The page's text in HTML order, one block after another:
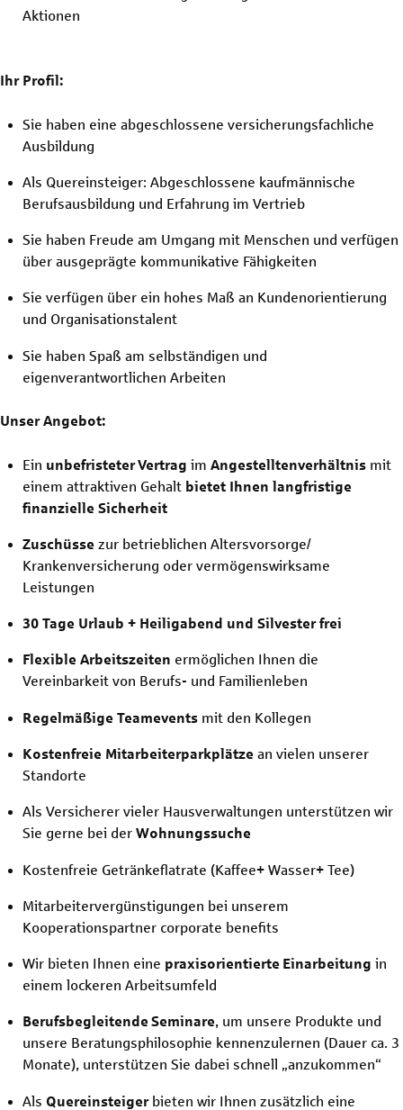
Aktionen
Ihr Profil:
Sie haben eine abgeschlossene versicherungsfachliche
Ausbildung
Als Quereinsteiger: Abgeschlossene kaufmännische
Berufsausbildung und Erfahrung im Vertrieb
Sie haben Freude am Umgang mit Menschen und verfügen
über ausgeprägte kommunikative Fähigkeiten
Sie verfügen über ein hohes Maß an Kundenorientierung
und Organisationstalent
Sie haben Spaß am selbständigen und
eigenverantwortlichen Arbeiten
Unser Angebot:
Ein unbefristeterVertrag imAngestelltenverhältnis mit
einem attraktiven Gehalt bietet Ihnen langfristige
finanzielle Sicherheit
Zuschüsse zur betrieblichen Altersvorsorge/
Krankenversicherung oder vermögenswirksame
Leistungen
30 Tage Urlaub + Heiligabend und Silvester frei
Flexible Arbeitszeiten ermöglichen Ihnen die
Vereinbarkeit von Berufs- und Familienleben
Regelmäßige Teamevents mit den Kollegen
Kostenfreie Mitarbeiterparkplätze an vielen unserer
Standorte
Als Versicherer vieler Hausverwaltungen unterstützen wir
Sie gerne bei derWohnungssuche
Kostenfreie Getränkeflatrate (Kaffee+ Wasser+ Tee)
Mitarbeitervergünstigungen bei unserem
Kooperationspartner corporate benefits
Wir bieten Ihnen eine praxisorientierte Einarbeitung in
einem lockeren Arbeitsumfeld
Berufsbegleitende Seminare, um unsere Produkte und
unsere Beratungsphilosophie kennenzulernen (Dauer ca. 3
Monate), unterstützen Sie dabei schnell „anzukommen“
Als Quereinsteigerbieten wir Ihnen zusätzlich eine